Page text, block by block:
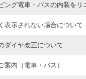
ング電車・バスの内装をリ
表示されない場合について
ダイヤ改正について
案内（電車・バス）